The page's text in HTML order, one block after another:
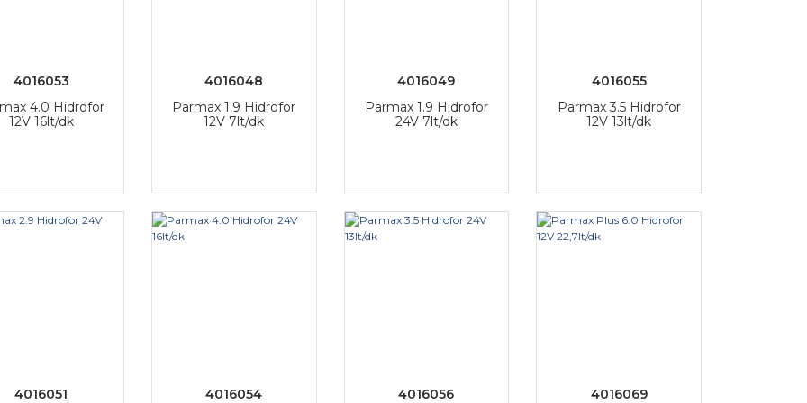
4016053
4.0 Hidrofor
12V 16lt/dk
4016048
Parmax 1.9 Hidrofor
12V 7lt/dk
4016049
Parmax 1.9 Hidrofor
24V 7lt/dk
4016055
Parmax 3.5 Hidrofor
12V 13lt/dk
4016051 4016054 4016056 4016069